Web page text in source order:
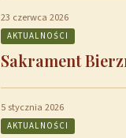
23 czerwca 2026
AKTUALNOŚCI
Sakrament
5 stycznia 2026
AKTUALNOŚCI